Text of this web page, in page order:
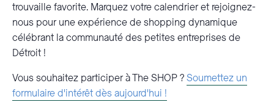
trouvaille favorite. Marquez votre calendrier et rejoignez-
nous pour une expérience de shopping dynamique
célébrant la communauté des petites entreprises de
Détroit !
Vous souhaitez participer à The SHOP ?Soumettez un
formulaire d'intérêt dès aujourd'hui !